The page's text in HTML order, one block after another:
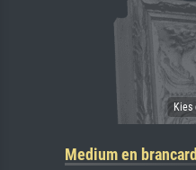
Medium en brancard